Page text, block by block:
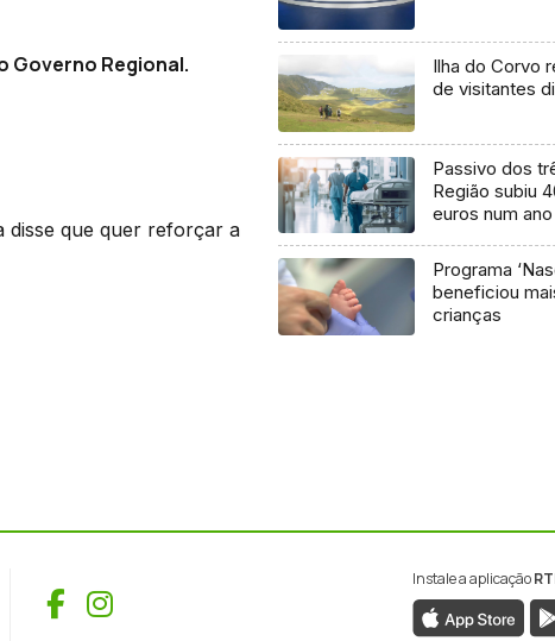
Governo Regional.
disse que quer reforçar a
Ilha do Corvo
de visitantes
Passivo dos
Região subiu
euros num ano
Programa
beneficiou
crianças
Facebook
Instagram
Instale a aplicação